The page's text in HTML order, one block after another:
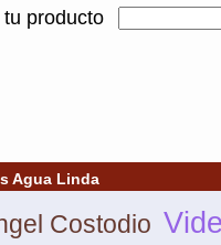
tu producto
Agua Linda
Costodio